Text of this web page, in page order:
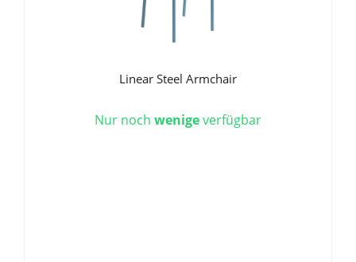
Linear Steel Armchair
Nur nochwenigeverfügbar